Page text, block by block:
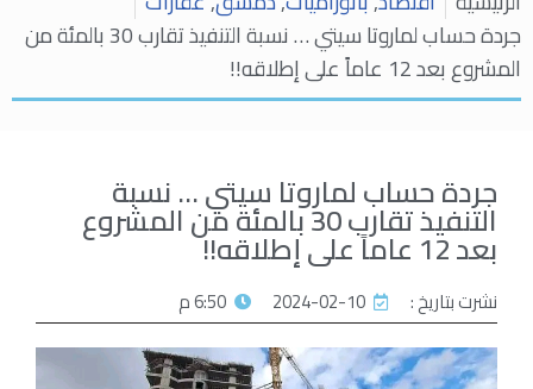
جردة حساب لماروتا سيتي … نسبة التنفيذ تقارب 30 بالمئة من
المشروع بعد 12 عاماً على إطلاقه!!
جردة حساب لماروتا سيتي … نسبة
التنفيذ تقارب 30 بالمئة من المشروع
بعد 12 عاماً على إطلاقه!!
نشرت بتاريخ : 2024-02-10 6:50 م